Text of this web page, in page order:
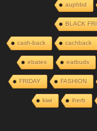
auphbd
BLACK
cachback
cash-back
earbuds
ebates
FASHION
FRIDAY
iherb
kiwi